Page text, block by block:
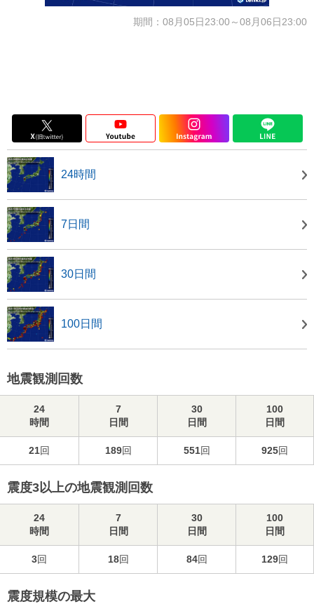
期間：08月05日23:00～08月06日23:00
24時間
7日間
30日間
100日間
地震観測回数
24
時間
7
日間
30
日間
100
日間
21回 189回 551回 925回
震度3以上の地震観測回数
24
時間
7
日間
30
日間
100
日間
3回 18回 84回 129回
震度規模の最大